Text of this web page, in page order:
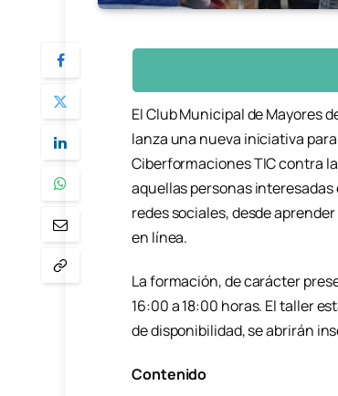
El Club Municipal de Mayores
lanza una nueva iniciativa
Ciberformaciones TIC contra
aquellas personas
redes sociales, desde
en línea.
La formación, de carácter
16:00 a 18:00 horas. El taller
de disponibilidad, se abrirán
Contenido